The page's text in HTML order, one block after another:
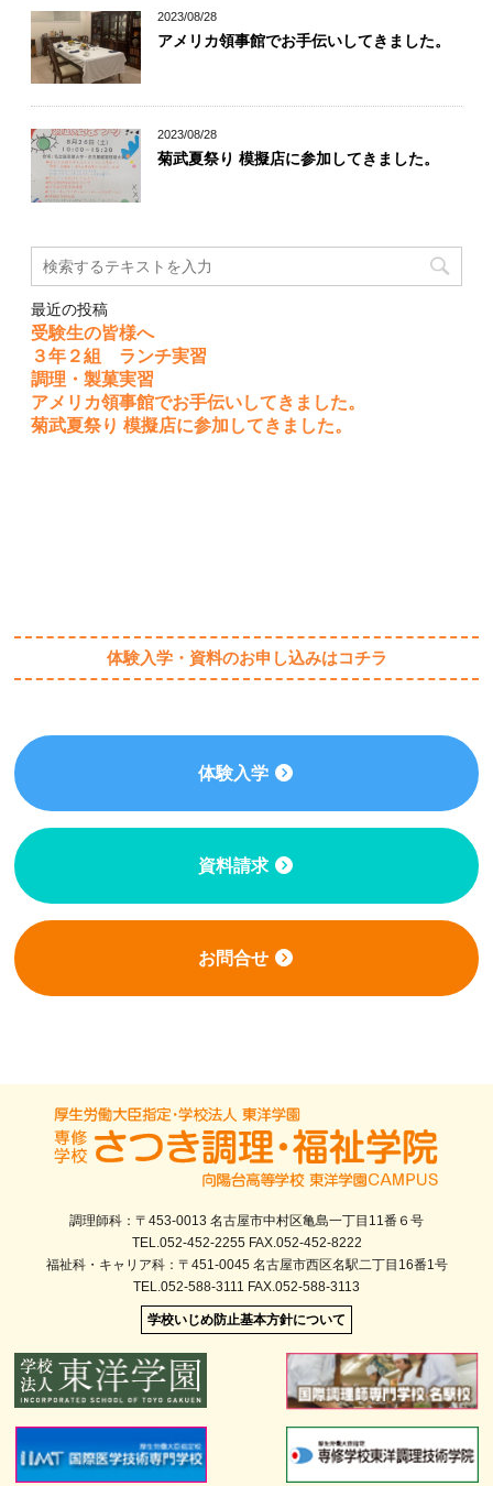
2023/08/28
アメリカ領事館でお手伝いしてきました。
2023/08/28
菊武夏祭り 模擬店に参加してきました。
最近の投稿
受験生の皆様へ
３年２組 ランチ実習
調理・製菓実習
アメリカ領事館でお手伝いしてきました。
菊武夏祭り 模擬店に参加してきました。
体験入学・資料のお申し込みはコチラ
体験入学
資料請求
お問合せ
調理師科：〒453-0013 名古屋市中村区亀島一丁目11番６号
TEL.052-452-2255 FAX.052-452-8222
福祉科・キャリア科：〒451-0045 名古屋市西区名駅二丁目16番1号
TEL.052-588-3111 FAX.052-588-3113
学校いじめ防止基本方針について